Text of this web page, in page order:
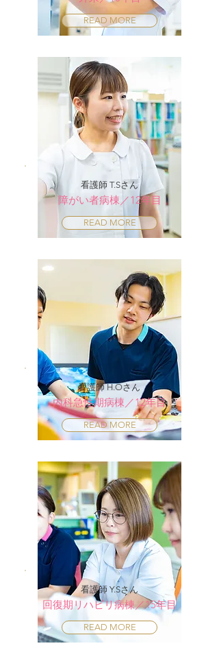
READ MORE
看護師 T.Sさん
障がい者病棟／12年目
READ MORE
看護師 H.Oさん
内科急性期病棟／12年目
READ MORE
看護師 Y.Sさん
回復期リハビリ病棟／15年目
READ MORE